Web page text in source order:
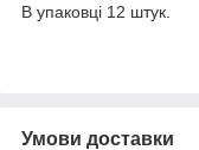
В упаковці 12 штук.
Умови доставки